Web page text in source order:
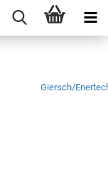
Giersch/